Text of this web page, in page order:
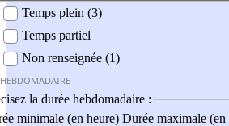
Temps plein (3)
Temps partiel
Non renseignée (1)
la durée hebdomadaire :
minimale (en heure) Durée maximale (en